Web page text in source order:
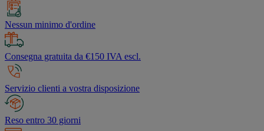
Nessun minimo d'ordine
Consegna gratuita da €150 IVA escl.
Servizio clienti a vostra disposizione
Reso entro 30 giorni